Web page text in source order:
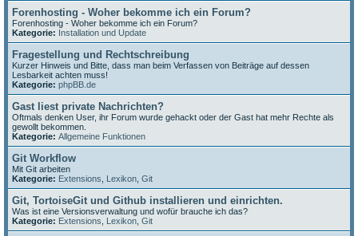
Forenhosting - Woher bekomme ich ein Forum?
Forenhosting - Woher bekomme ich ein Forum?
Kategorie: Installation und Update
Fragestellung und Rechtschreibung
Kurzer Hinweis und Bitte, dass man beim Verfassen von Beiträge auf dessen
Lesbarkeit achten muss!
Kategorie: phpBB.de
Gast liest private Nachrichten?
Oftmals denken User, ihr Forum wurde gehackt oder der Gast hat mehr Rechte als
gewollt bekommen.
Kategorie: Allgemeine Funktionen
Git Workflow
Mit Git arbeiten
Kategorie: Extensions Lexikon Git
Git, TortoiseGit und Github installieren und einrichten.
Was ist eine Versionsverwaltung und wofür brauche ich das?
Kategorie: Extensions Lexikon Git